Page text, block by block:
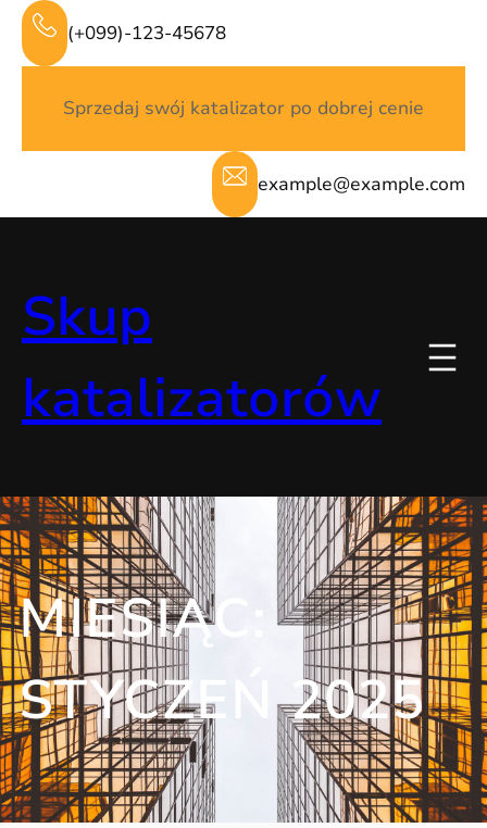
Przejdź
treści
(+099)-123-45678
Sprzedaj swój katalizator po dobrej cenie
example@example.com
Skup
katalizatorów
MIESIĄC:
STYCZEŃ 2025